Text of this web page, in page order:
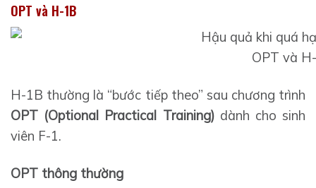
OPT và H-1B
OPT và
H-1B thường là “bước tiếp theo” sau chương trình
OPT (Optional Practical Training)dành cho sinh
viên F-1.
OPT thông thường